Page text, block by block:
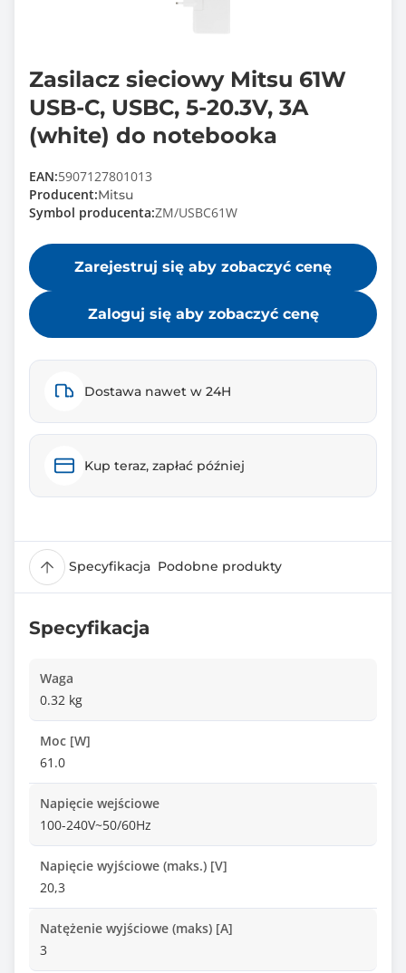
Zasilacz sieciowy Mitsu 61W
USB-C, USBC, 5-20.3V, 3A
(white) do notebooka
EAN:5907127801013
Producent:Mitsu
Symbol producenta:ZM/USBC61W
Zarejestruj się aby zobaczyć cenę
Zaloguj się aby zobaczyć cenę
Dostawa nawet w 24H
Kup teraz, zapłać później
Specyfikacja Podobne produkty
Specyfikacja
Waga
0.32 kg
Moc [W]
61.0
Napięcie wejściowe
100-240V~50/60Hz
Napięcie wyjściowe (maks.) [V]
20,3
Natężenie wyjściowe (maks) [A]
3